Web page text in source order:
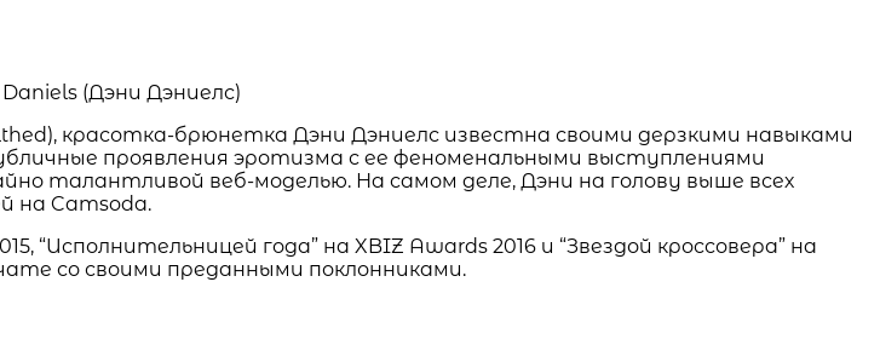
красотка-брюнетка Дэни Дэниелс известна своими дерзкими навыками
проявления эротизма с ее феноменальными выступлениями
талантливой веб-моделью. На самом деле, Дэни на голову выше всех
на Camsoda.
“Исполнительницей года” на XBIZ Awards 2016 и “Звездой кроссовера” на
со своими преданными поклонниками.